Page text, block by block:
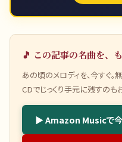
🎵 この記事の名曲を、
あの頃のメロディを、今すぐ。
CDでじっくり手元に残すのも
▶ Amazon Musicで今す